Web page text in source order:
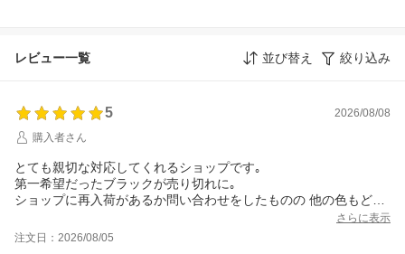
レビュー一覧 並び替え 絞り込み
5
2026/08/08
購入者さん
とても親切な対応してくれるショップです｡
第一希望だったブラックが売り切れに｡
ショップに再入荷があるか問い合わせをしたものの 他の色もどん
もうこれはと思い第二希望だったベージュでいいかと注文｡
さらに表示
注文日：2026/08/05